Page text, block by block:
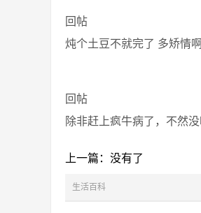
回帖
炖个土豆不就完了 多矫情
回帖
除非赶上疯牛病了，不然
上一篇：没有了
生活百科